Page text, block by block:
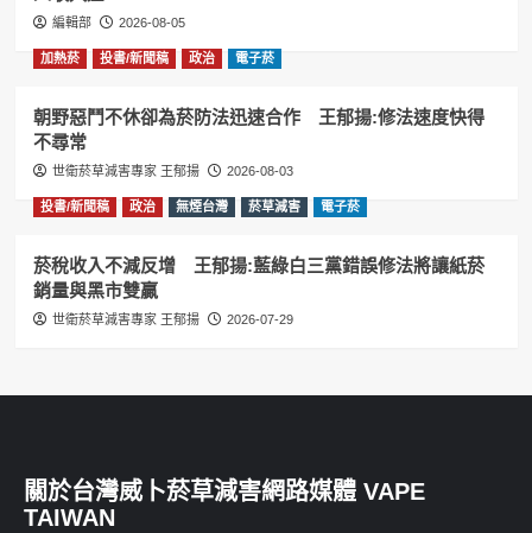
編輯部 2026-08-05
加熱菸 投書/新聞稿 政治 電子菸
朝野惡鬥不休卻為菸防法迅速合作 王郁揚:修法速度快得
不尋常
世衛菸草減害專家 王郁揚 2026-08-03
投書/新聞稿 政治 無煙台灣 菸草減害 電子菸
菸稅收入不減反增 王郁揚:藍綠白三黨錯誤修法將讓紙菸
銷量與黑市雙贏
世衛菸草減害專家 王郁揚 2026-07-29
關於台灣威卜菸草減害網路媒體 VAPE
TAIWAN